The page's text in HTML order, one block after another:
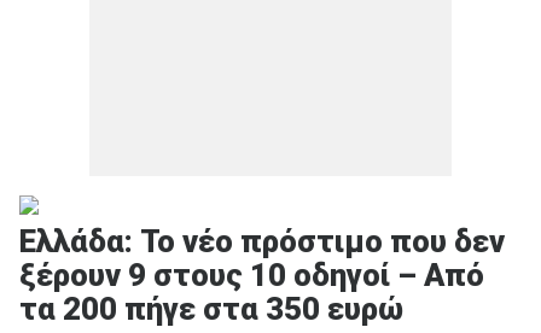
Ελλάδα: Το νέο πρόστιμο που δεν
ξέρουν 9 στους 10 οδηγοί – Από
τα 200 πήγε στα 350 ευρώ